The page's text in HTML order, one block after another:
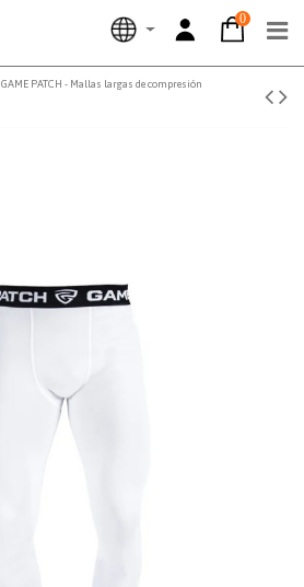
0
GAME PATCH - Mallas largas de compresión